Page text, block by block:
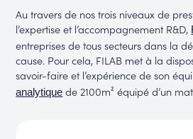
Au travers de nos trois niveaux de
l’expertise et l’accompagnement R&D,
entreprises de tous secteurs dans la
cause. Pour cela, FILAB met à la
savoir-faire et l’expérience de son
analytique de 2100m² équipé d’un